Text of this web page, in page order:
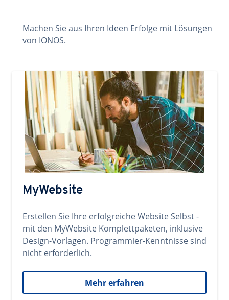
Machen Sie aus Ihren Ideen Erfolge mit Lösungen
von IONOS.
MyWebsite
Erstellen Sie Ihre erfolgreiche Website Selbst -
mit den MyWebsite Komplettpaketen, inklusive
Design-Vorlagen. Programmier-Kenntnisse sind
nicht erforderlich.
Mehr erfahren